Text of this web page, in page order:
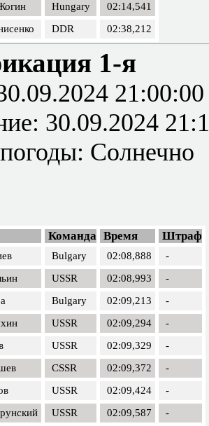
Hungary
02:14,541
DDR 02:38,212
1-я
21:00:00
30.09.2024
Солнечно
Команда Время Штраф
Bulgary 02:08,888
-
USSR 02:08,993
-
Bulgary 02:09,213
-
USSR 02:09,294
-
USSR 02:09,329
-
CSSR 02:09,372
-
USSR 02:09,424
-
USSR 02:09,587
-